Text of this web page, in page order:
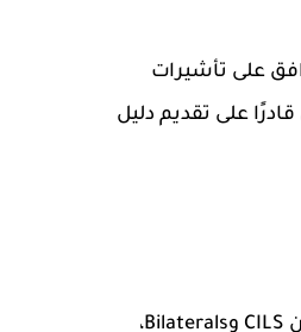
على تأشيرات
على تقديم دليل
تتميز الأكاديمية الإيطالية بمعايير التدريس المعترف بها دوليًا، وهي مركز معتمد من CILS وBilaterals،